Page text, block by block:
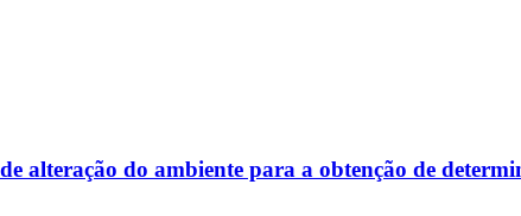
alteração do ambiente para a obtenção de